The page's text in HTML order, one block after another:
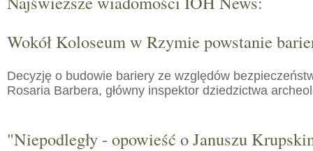
Wokół Koloseum w Rzymie powstanie
Decyzję o budowie bariery ze względów
Rosaria Barbera, główny inspektor dziedzictwa
"Niepodległy - opowieść o Januszu